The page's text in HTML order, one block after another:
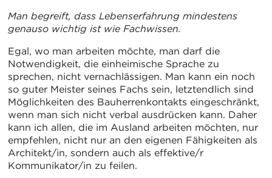
Man begreift, dass Lebenserfahrung mindestens
genauso wichtig ist wie Fachwissen.
Egal, wo man arbeiten möchte, man darf die
Notwendigkeit, die einheimische Sprache zu
sprechen, nicht vernachlässigen. Man kann ein noch
so guter Meister seines Fachs sein, letztendlich sind
Möglichkeiten des Bauherrenkontakts eingeschränkt,
wenn man sich nicht verbal ausdrücken kann. Daher
kann ich allen, die im Ausland arbeiten möchten, nur
empfehlen, nicht nur an den eigenen Fähigkeiten als
Architekt/in, sondern auch als effektive/r
Kommunikator/in zu feilen.